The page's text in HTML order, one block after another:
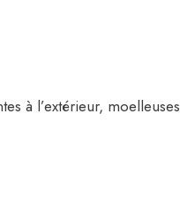
à l’extérieur, moelleuses